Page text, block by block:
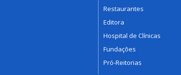
Restaurantes
Editora
Hospital de Clínicas
Fundações
Pró-Reitorias